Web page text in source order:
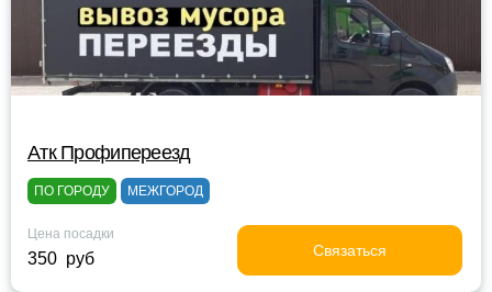
Атк Профипереезд
ПО ГОРОДУ МЕЖГОРОД
Цена посадки
350 руб Связаться